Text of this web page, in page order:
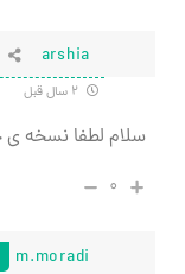
arshia
سلام لطفا نسخه ی جدید ۱۱.۹ رو
۰
m.moradi